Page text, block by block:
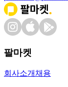
팔마켓
회사소개 채용